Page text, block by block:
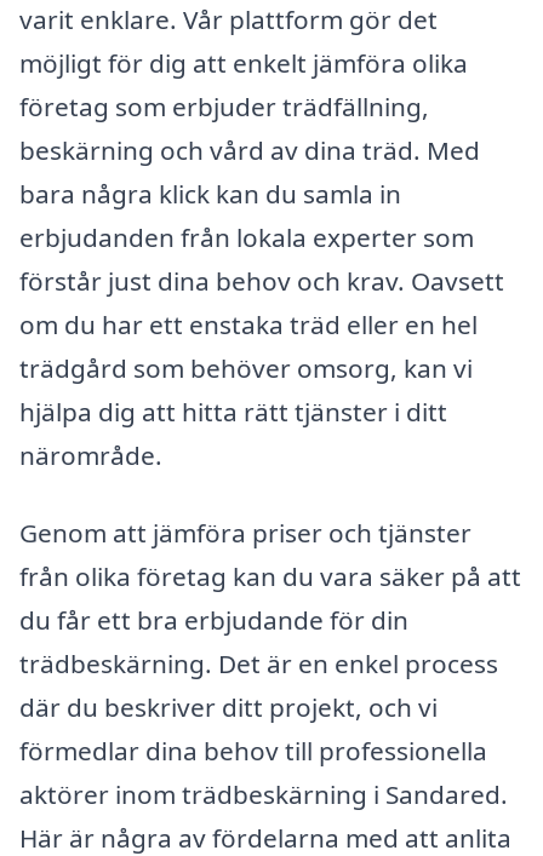
varit enklare. Vår plattform gör det
möjligt för dig att enkelt jämföra olika
företag som erbjuder trädfällning,
beskärning och vård av dina träd. Med
bara några klick kan du samla in
erbjudanden från lokala experter som
förstår just dina behov och krav. Oavsett
om du har ett enstaka träd eller en hel
trädgård som behöver omsorg, kan vi
hjälpa dig att hitta rätt tjänster i ditt
närområde.
Genom att jämföra priser och tjänster
från olika företag kan du vara säker på att
du får ett bra erbjudande för din
trädbeskärning. Det är en enkel process
där du beskriver ditt projekt, och vi
förmedlar dina behov till professionella
aktörer inom trädbeskärning i Sandared.
Här är några av fördelarna med att anlita